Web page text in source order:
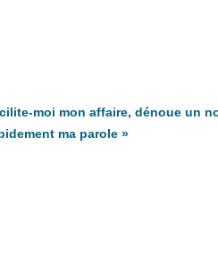
moi mon affaire, dénoue un
ma parole »